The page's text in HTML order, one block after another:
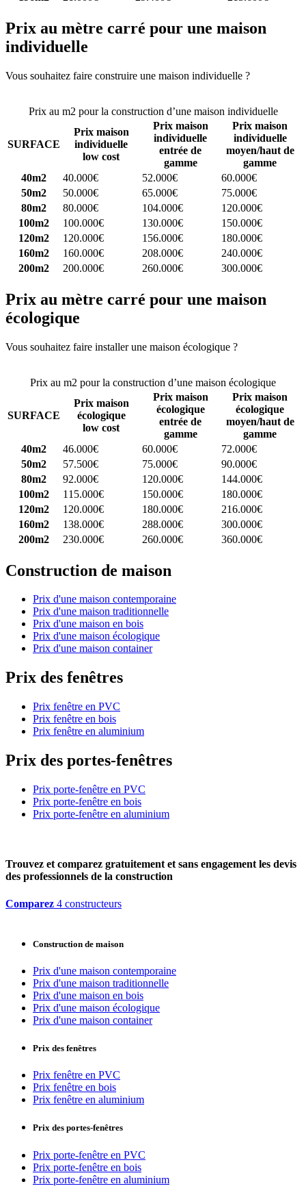
Prix au mètre carré pour une maison
individuelle
Vous souhaitez faire construire une maison individuelle ?
Prix au m2 pour la construction d’une maison individuelle
SURFACE
Prix maison
individuelle
low cost
Prix maison
individuelle
entrée de
gamme
Prix maison
individuelle
moyen/haut de
gamme
40m2
40.000€ 52.000€
60.000€
50m2
50.000€ 65.000€
75.000€
80m2
80.000€ 104.000€
120.000€
100m2
100.000€ 130.000€
150.000€
120m2
120.000€ 156.000€
180.000€
160m2
160.000€ 208.000€
240.000€
200m2
200.000€ 260.000€ 300.000€
Prix au mètre carré pour une maison
écologique
Vous souhaitez faire installer une maison écologique ?
Prix au m2 pour la construction d’une maison écologique
SURFACE
Prix maison
écologique
low cost
Prix maison
écologique
entrée de
gamme
Prix maison
écologique
moyen/haut de
gamme
40m2
46.000€ 60.000€
72.000€
50m2
57.500€ 75.000€
90.000€
80m2
92.000€ 120.000€
144.000€
100m2
115.000€ 150.000€
180.000€
120m2
120.000€ 180.000€
216.000€
160m2
138.000€ 288.000€
300.000€
200m2
230.000€ 260.000€ 360.000€
Construction de maison
Prix d'une maison contemporaine
Prix d'une maison traditionnelle
Prix d'une maison en bois
Prix d'une maison écologique
Prix d'une maison container
Prix des fenêtres
Prix fenêtre en PVC
Prix fenêtre en bois
Prix fenêtre en aluminium
Prix des portes-fenêtres
Prix porte-fenêtre en PVC
Prix porte-fenêtre en bois
Prix porte-fenêtre en aluminium
Trouvez et comparez gratuitement et sans engagement les devis
des professionnels de la construction
Comparez 4 constructeurs
Construction de maison
Prix d'une maison contemporaine
Prix d'une maison traditionnelle
Prix d'une maison en bois
Prix d'une maison écologique
Prix d'une maison container
Prix des fenêtres
Prix fenêtre en PVC
Prix fenêtre en bois
Prix fenêtre en aluminium
Prix des portes-fenêtres
Prix porte-fenêtre en PVC
Prix porte-fenêtre en bois
Prix porte-fenêtre en aluminium